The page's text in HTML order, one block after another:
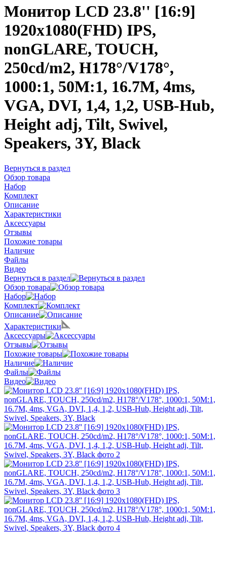
Монитор LCD 23.8'' [16:9]
1920х1080(FHD) IPS,
nonGLARE, TOUCH,
250cd/m2, H178°/V178°,
1000:1, 50M:1, 16.7M, 4ms,
VGA, DVI, 1,4, 1,2, USB-Hub,
Height adj, Tilt, Swivel,
Speakers, 3Y, Black
Вернуться в раздел
Обзор товара
Набор
Комплект
Описание
Характеристики
Аксессуары
Отзывы
Похожие товары
Наличие
Файлы
Видео
Вернуться в раздел
Обзор товара
Набор
Комплект
Описание
Характеристики
Аксессуары
Отзывы
Похожие товары
Наличие
Файлы
Видео